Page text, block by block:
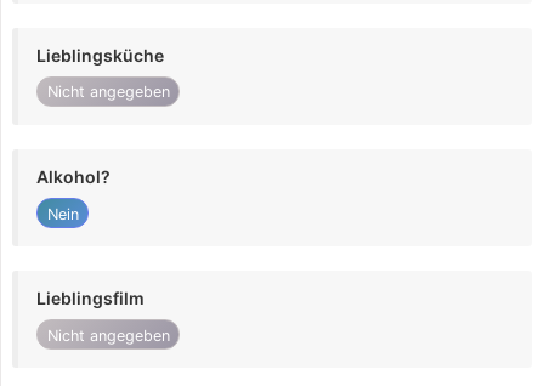
Lieblingsküche
Nicht angegeben
Alkohol?
Nein
Lieblingsfilm
Nicht angegeben